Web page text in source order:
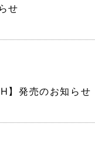
せ
】発売のお知らせ